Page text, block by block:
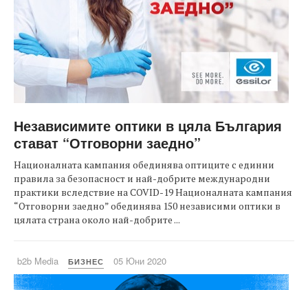
Независимите оптики в цяла България
стават “Отговорни заедно”
Националната кампания обединява оптиците с единни
правила за безопасност и най-добрите международни
практики вследствие на COVID-19 Националната кампания
“Отговорни заедно” обединява 150 независими оптики в
цялата страна около най-добрите ...
b2b Media БИЗНЕС 05 Юни 2020